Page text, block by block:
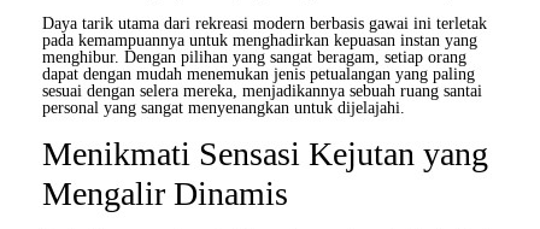
Daya tarik utama dari rekreasi modern berbasis gawai ini terletak
pada kemampuannya untuk menghadirkan kepuasan instan yang
menghibur. Dengan pilihan yang sangat beragam, setiap orang
dapat dengan mudah menemukan jenis petualangan yang paling
sesuai dengan selera mereka, menjadikannya sebuah ruang santai
personal yang sangat menyenangkan untuk dijelajahi.
Menikmati Sensasi Kejutan yang
Mengalir Dinamis